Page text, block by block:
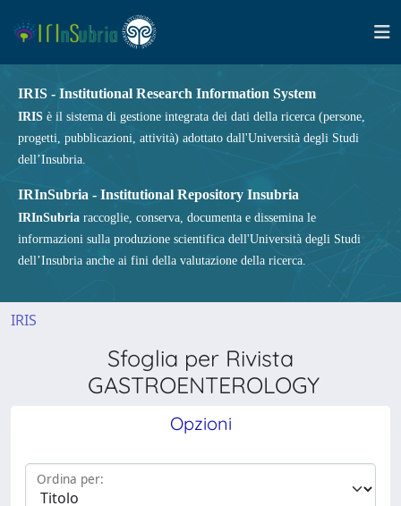
IRIS - Institutional Research Information System
IRIS è il sistema di gestione integrata dei dati della ricerca (persone,
progetti, pubblicazioni, attività) adottato dall'Università degli Studi
dell’Insubria.
IRInSubria - Institutional Repository Insubria
IRInSubria raccoglie, conserva, documenta e dissemina le
informazioni sulla produzione scientifica dell'Università degli Studi
dell’Insubria anche ai fini della valutazione della ricerca.
IRIS
Sfoglia per Rivista
GASTROENTEROLOGY
Opzioni
Ordina per: